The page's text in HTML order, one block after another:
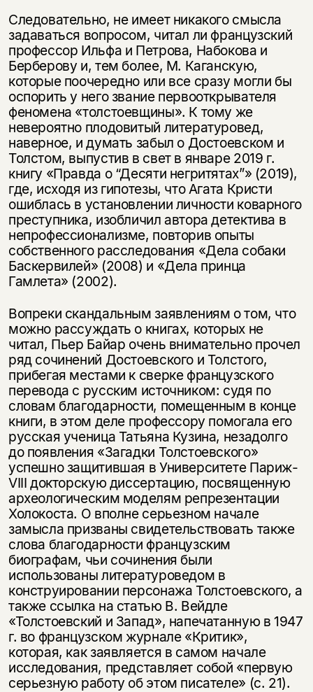
Следовательно, не имеет никакого смысла
задаваться вопросом, читал ли французский
профессор Ильфа и Петрова, Набокова и
Берберову и, тем более, М. Каганскую,
которые поочередно или все сразу могли бы
оспорить у него звание первооткрывателя
феномена «толстоевщины». К тому же
невероятно плодовитый литературовед,
наверное, и думать забыл о Достоевском и
Толстом, выпустив в свет в январе 2019 г.
книгу «Правда о “Десяти негритятах”» (2019),
где, исходя из гипотезы, что Агата Кристи
ошиблась в установлении личности коварного
преступника, изобличил автора детектива в
непрофессионализме, повторив опыты
собственного расследования «Дела собаки
Баскервилей» (2008) и «Дела принца
Гамлета» (2002).
Вопреки скандальным заявлениям о том, что
можно рассуждать о книгах, которых не
читал, Пьер Байар очень внимательно прочел
ряд сочинений Достоевского и Толстого,
прибегая местами к сверке французского
перевода с русским источником: судя по
словам благодарности, помещенным в конце
книги, в этом деле профессору помогала его
русская ученица Татьяна Кузина, незадолго
до появления «Загадки Толстоевского»
успешно защитившая в Университете Париж-
VIII докторскую диссертацию, посвященную
археологическим моделям репрезентации
Холокоста. О вполне серьезном начале
замысла призваны свидетельствовать также
слова благодарности французским
биографам, чьи сочинения были
использованы литературоведом в
конструировании персонажа Толстоевского, а
также ссылка на статью В. Вейдле
«Толстоевский и Запад», напечатанную в 1947
г. во французском журнале «Критик»,
которая, как заявляется в самом начале
исследования, представляет собой «первую
серьезную работу об этом писателе» (с. 21).